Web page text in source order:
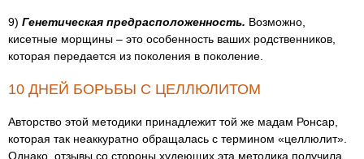
9) Генетическая предрасположенность. Возможно,
кисетные морщины – это особенность ваших родственников,
которая передается из поколения в поколение.
10 ДНЕЙ БОРЬБЫ С ЦЕЛЛЮЛИТОМ
Авторство этой методики принадлежит той же мадам Ронсар,
которая так неаккуратно обращалась с термином «целлюлит».
Однако, отзывы со стороны худеющих эта методика получила